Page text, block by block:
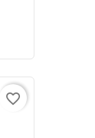
favorite_border